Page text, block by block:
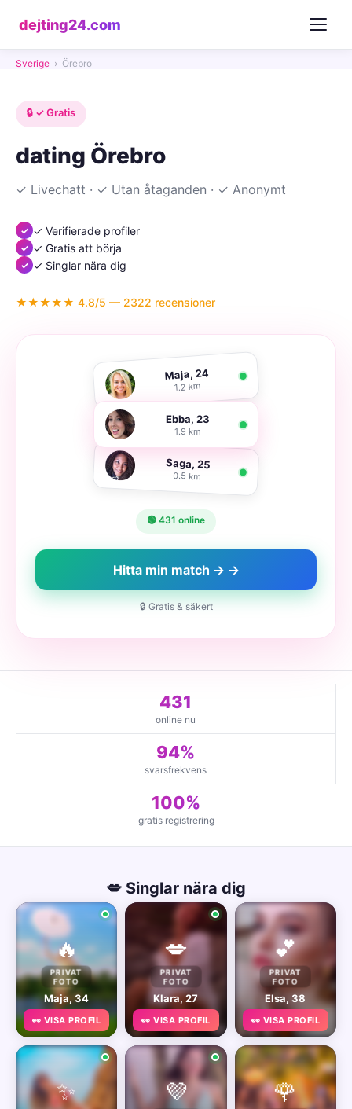
dejting24.com
Sverige › Örebro
🔒 ✓ Gratis
dating Örebro
✓ Livechatt · ✓ Utan åtaganden · ✓ Anonymt
✓ Verifierade profiler
✓ Gratis att börja
✓ Singlar nära dig
★★★★★ 4.8/5 — 2322 recensioner
Maja, 24
1.2 km
Ebba, 23
1.9 km
Saga, 25
0.5 km
🟢 431 online
Hitta min match → →
🔒 Gratis & säkert
431
online nu
94%
svarsfrekvens
100%
gratis registrering
💋 Singlar nära dig
🔥
PRIVAT
FOTO
Maja, 34
👀 VISA PROFIL
💋
PRIVAT
FOTO
Klara, 27
👀 VISA PROFIL
💕
PRIVAT
FOTO
Elsa, 38
👀 VISA PROFIL
✨ 💜 🌹